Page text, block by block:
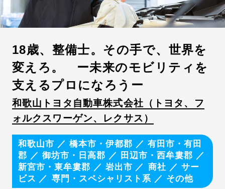
入社3年以内の定着率90%以上
出産・育児支援制度が整備
転勤なし・勤務地限定
有給休暇が取得しやすい
18歳、整備士。その手で、世界を
変えろ。 ー未来のモビリティを
支えるプロになろうー
和歌山トヨタ自動車株式会社（トヨタ、フ
ォルクスワーゲン、レクサス）
和歌山市 ／ 橋本市・伊都郡 ／ 有田市・有田
郡 ／ 御坊市・日高郡 ／ 田辺市・西牟婁郡 ／
新宮市・東牟婁郡 ／ 岩出市 商社 ／サー
ビス
専門・スペシャリスト系 ／ その他